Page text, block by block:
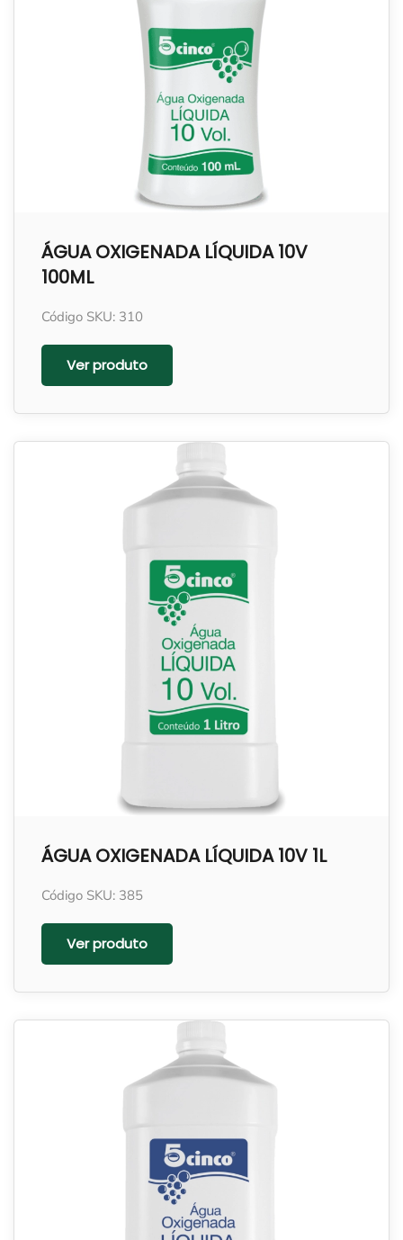
ÁGUA OXIGENADA LÍQUIDA 10V
100ML
Código SKU: 310
Ver produto
ÁGUA OXIGENADA LÍQUIDA 10V 1L
Código SKU: 385
Ver produto